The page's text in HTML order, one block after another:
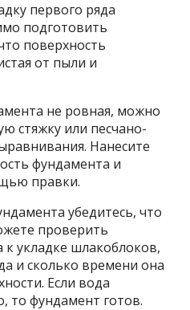
первого ряда
подготовить
поверхность
от пыли и
не ровная, можно
стяжку или песчано-
Нанесите
фундамента и
правки.
убедитесь, что
проверить
укладке шлакоблоков,
и сколько времени она
Если вода
то фундамент готов.